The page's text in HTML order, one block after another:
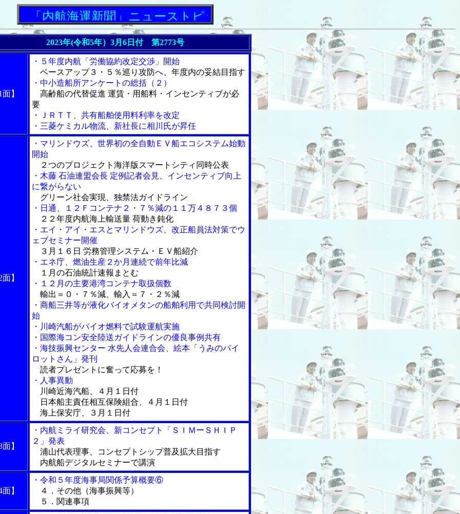
「内航海運新聞」ニューストピックス
2023年(令和5年）3月6日付 第2773号
】
・５年度内航「労働協約改定交渉」開始
ベースアップ３・５％巡り攻防へ、年度内の妥結目指す
・中小造船所アンケートの総括（２）
高齢船の代替促進 運賃・用船料・インセンティブが必
要
・ＪＲＴＴ、共有船舶使用料利率を改定
・三菱ケミカル物流、新社長に相川氏が昇任
】
・マリンドウズ、世界初の全自動ＥＶ船エコシステム始動
開始
２つのプロジェクト海洋版スマートシティ同時公表
・木藤 石油連盟会長 定例記者会見、インセンティブ向上
に繋がらない
グリーン社会実現、独禁法ガイドライン
・日通、１２Ｆコンテナ２・７％減の１１万４８７３個
２２年度内航海上輸送量 荷動き鈍化
・エイ・アイ・エスとマリンドウズ、改正船員法対策でウ
ェブセミナー開催
３月１６日 労務管理システム・ＥＶ船紹介
・エネ庁、燃油生産２か月連続で前年比減
１月の石油統計速報まとむ
・１２月の主要港湾コンテナ取扱個数
輸出＝０・７％減、輸入＝７・２％減
・商船三井等が液化バイオメタンの船舶利用で共同検討開
始
・川崎汽船がバイオ燃料で試験運航実施
・国際海コン安全陸送ガイドラインの優良事例共有
・海技振興センター 水先人会連合会、絵本「うみのパイ
ロットさん」発刊
読者プレゼントに奮って応募を！
・人事異動
川崎近海汽船、４月１日付
日本船主責任相互保険組合、４月１日付
海上保安庁、３月１日付
】
・内航ミライ研究会、新コンセプト「ＳＩＭーＳＨＩＰ
２」発表
浦山代表理事、コンセプトシップ普及拡大目指す
内航船デジタルセミナーで講演
】
・令和５年度海事局関係予算概要⑥
４．その他（海事振興等）
５．関連事項